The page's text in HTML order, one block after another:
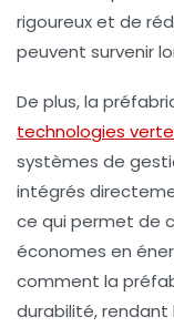
rigoureux et de
peuvent survenir
De plus, la
technologies
systèmes de
intégrés
ce qui permet de
économes en
comment la
durabilité,